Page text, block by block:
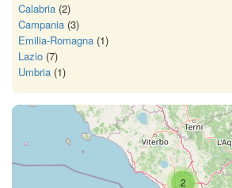
Calabria (2)
Campania (3)
Emilia-Romagna (1)
Lazio (7)
Umbria (1)
2